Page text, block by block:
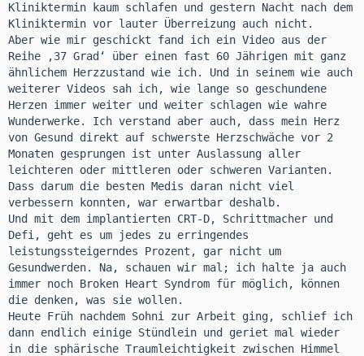
Kliniktermin kaum schlafen und gestern Nacht nach dem
Kliniktermin vor lauter Überreizung auch nicht.
Aber wie mir geschickt fand ich ein Video aus der
Reihe ‚37 Grad‘ über einen fast 60 Jährigen mit ganz
ähnlichem Herzzustand wie ich. Und in seinem wie auch
weiterer Videos sah ich, wie lange so geschundene
Herzen immer weiter und weiter schlagen wie wahre
Wunderwerke. Ich verstand aber auch, dass mein Herz
von Gesund direkt auf schwerste Herzschwäche vor 2
Monaten gesprungen ist unter Auslassung aller
leichteren oder mittleren oder schweren Varianten.
Dass darum die besten Medis daran nicht viel
verbessern konnten, war erwartbar deshalb.
Und mit dem implantierten CRT-D, Schrittmacher und
Defi, geht es um jedes zu erringendes
leistungssteigerndes Prozent, gar nicht um
Gesundwerden. Na, schauen wir mal; ich halte ja auch
immer noch Broken Heart Syndrom für möglich, können
die denken, was sie wollen.
Heute Früh nachdem Sohni zur Arbeit ging, schlief ich
dann endlich einige Stündlein und geriet mal wieder
in die sphärische Traumleichtigkeit zwischen Himmel